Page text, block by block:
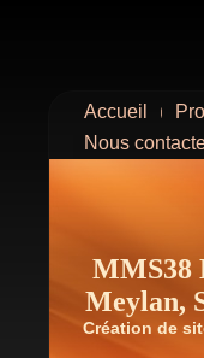
Accueil
Nous
MMS38
Meylan,
Création de